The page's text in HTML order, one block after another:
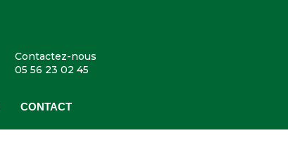
Contactez-nous
05 56 23 02 45
CONTACT